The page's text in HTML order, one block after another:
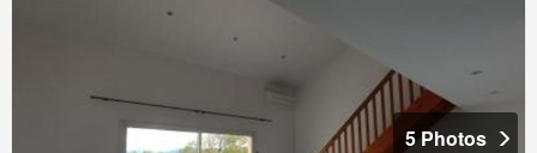
5 Photos